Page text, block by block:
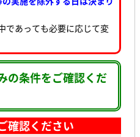
であっても必要に応じて変
の条件をご確認くだ
確認ください